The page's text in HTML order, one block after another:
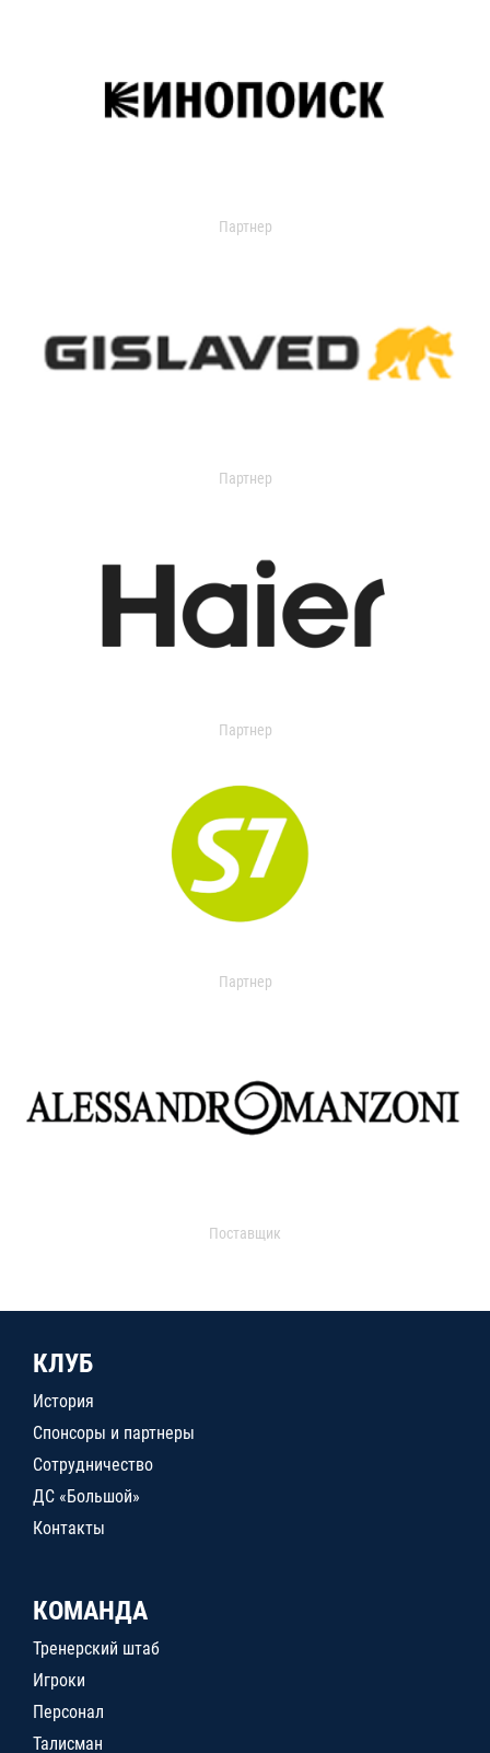
Партнер
Партнер
Партнер
Партнер
Поставщик
КЛУБ
История
Спонсоры и партнеры
Сотрудничество
ДС «Большой»
Контакты
КОМАНДА
Тренерский штаб
Игроки
Персонал
Талисман